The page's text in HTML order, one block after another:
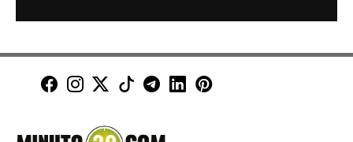
Minuto30 en Facebook
Minuto30 en Instagram
Minuto30 en X (Twitter)
Minuto30 en TikTok
Canal de Minuto30 en
Minuto30 en LinkedIn
Minuto30 en